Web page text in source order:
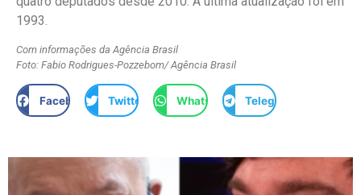
1993.
Com informações da Agência Brasil
Foto: Fabio Rodrigues-Pozzebom/ Agência Brasil
Facebook Twitter WhatsApp Telegram